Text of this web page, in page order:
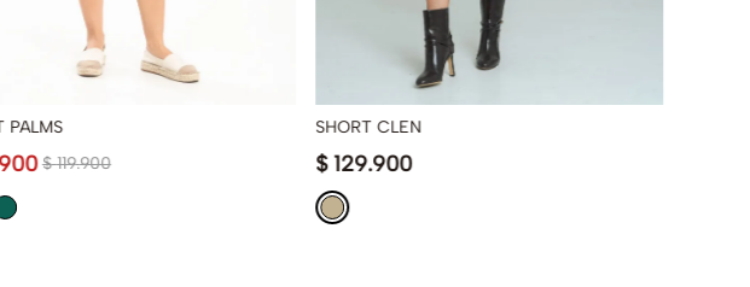
PALMS
$ 119.900
SHORT CLEN
$ 129.900